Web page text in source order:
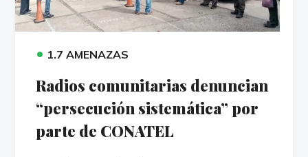
• 1.7 AMENAZAS
Radios comunitarias denuncian
“persecución sistemática” por
parte de CONATEL